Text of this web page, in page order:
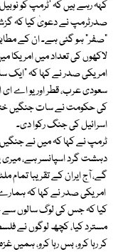
کہہ رہے ہیں کہ ’ٹرمپ کو نوبیل
صدرٹرمپ نے دعویٰ کیا کہ
”صفر“ ہو گئی ہے۔ ان کے
لاکھوں کی تعداد میں امریکا
امریکی صدر نے کہا کہ ”ایک
سعودی عرب، قطر اور یو اے ای
کی حکومت نے سات جنگیں ختم
اسرائیل کی جنگ رکوا دی۔
ٹرمپ نے کہا کہ میں نے جنگیں
دہشت گرد اسپانسر ہے، میری
گے، آج ایران کے تقریبا تمام
امریکی صدر نے کہا کہ ہمارے
کیا کہ جس کی لوگ سالوں سے
مسترد کیا، کچھ لوگوں نے
کر رہا کرو، بس رہا کرو، ہمیں